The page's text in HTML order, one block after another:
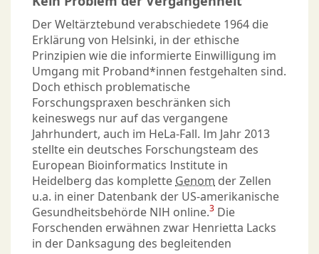
Der Weltärztebund verabschiedete 1964 die
Erklärung von Helsinki, in der ethische
Prinzipien wie die informierte Einwilligung im
Umgang mit Proband*innen festgehalten sind.
Doch ethisch problematische
Forschungspraxen beschränken sich
keineswegs nur auf das vergangene
Jahrhundert, auch im HeLa-­Fall. Im Jahr 2013
stellte ein deutsches Forschungsteam des
European Bioinformatics Institute in
Heidelberg das komplette Genom der Zellen
u.a. in einer Datenbank der US-amerikanische
Gesundheitsbehörde NIH online.3 Die
Forschenden erwähnen zwar Henrietta Lacks
in der Danksagung des begleitenden